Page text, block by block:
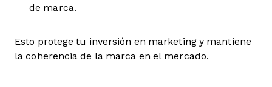
de marca.
Esto protege tu inversión en marketing y mantiene
la coherencia de la marca en el mercado.